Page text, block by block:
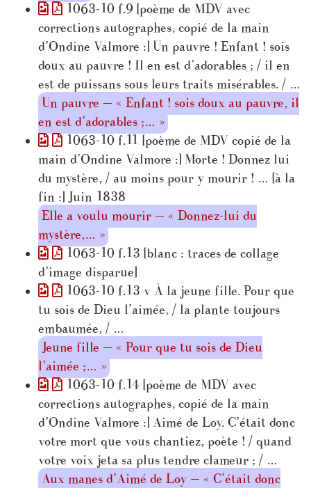
1063-10 f.9 [poème de MDV avec
corrections autographes, copié de la main
d’Ondine Valmore :] Un pauvre ! Enfant ! sois
doux au pauvre ! Il en est d’adorables ; / il en
est de puissans sous leurs traits misérables. / …
Un pauvre — « Enfant ! sois doux au pauvre, il
en est d’adorables ;… »
1063-10 f.11 [poème de MDV copié de la
main d’Ondine Valmore :] Morte ! Donnez lui
du mystère, / au moins pour y mourir ! … [à la
fin :] Juin 1838
Elle a voulu mourir — « Donnez-lui du
mystère,… »
1063-10 f.13 [blanc : traces de collage
d’image disparue]
1063-10 f.13 v À la jeune fille. Pour que
tu sois de Dieu l’aimée, / la plante toujours
embaumée, / …
Jeune fille — « Pour que tu sois de Dieu
l’aimée ;… »
1063-10 f.14 [poème de MDV avec
corrections autographes, copié de la main
d’Ondine Valmore :] Aimé de Loy. C’était donc
votre mort que vous chantiez, poète ! / quand
votre voix jeta sa plus tendre clameur ; / …
Aux manes d’Aimé de Loy — « C’était donc